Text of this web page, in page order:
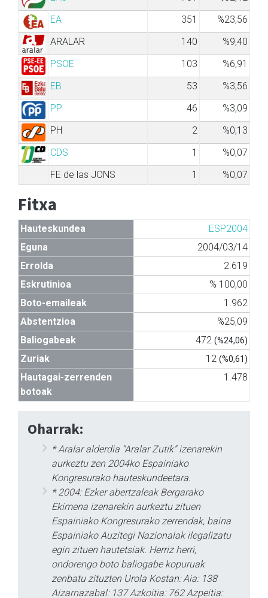
EA
351
%23,56
ARALAR
140
%9,40
PSOE
103
%6,91
EB
53
%3,56
PP
46
%3,09
PH
2
%0,13
CDS
1
%0,07
FE de las JONS
1 %0,07
Fitxa
Hauteskundea
ESP2004
Eguna
2004/03/14
Errolda
2.619
Eskrutinioa
% 100,00
Boto-emaileak
1.962
Abstentzioa
%25,09
Baliogabeak
472 (%24,06)
Zuriak 12 (%0,61)
Hautagai-zerrenden
botoak
1.478
Oharrak:
* Aralar alderdia "Aralar Zutik" izenarekin
aurkeztu zen 2004ko Espainiako
Kongresurako hauteskundeetara.
* 2004: Ezker abertzaleak Bergarako
Ekimena izenarekin aurkeztu zituen
Espainiako Kongresurako zerrendak, baina
Espainiako Auzitegi Nazionalak ilegalizatu
egin zituen hautetsiak. Herriz herri,
ondorengo boto baliogabe kopuruak
zenbatu zituzten Urola Kostan: Aia: 138
Aizarnazabal: 137 Azkoitia: 762 Azpeitia: